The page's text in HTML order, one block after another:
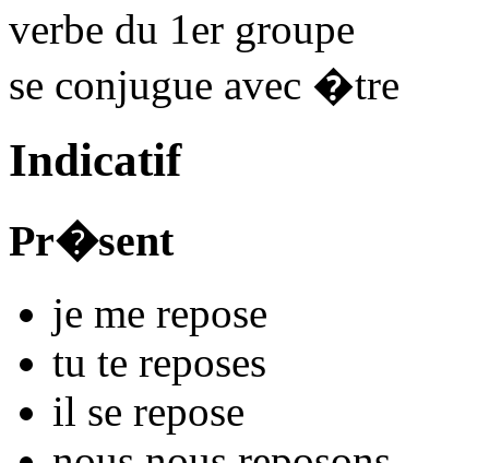
verbe du 1er groupe
se conjugue avec �tre
Indicatif
Pr�sent
je me repose
tu te reposes
il se repose